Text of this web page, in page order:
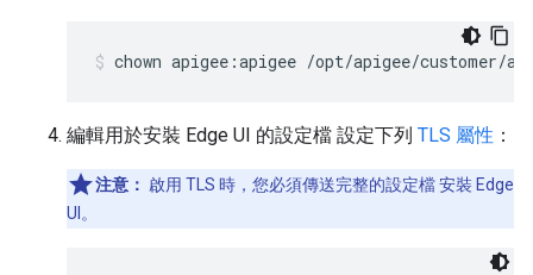
chown apigee:apigee /opt/apigee/customer/
編輯用於安裝 Edge UI 的設定檔 設定下列 TLS 屬性 ：
注意： 啟用 TLS 時，您必須傳送完整的設定檔 安裝 Edge
UI。